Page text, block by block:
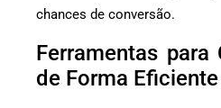
chances de conversão.
Ferramentas para
de Forma Eficiente